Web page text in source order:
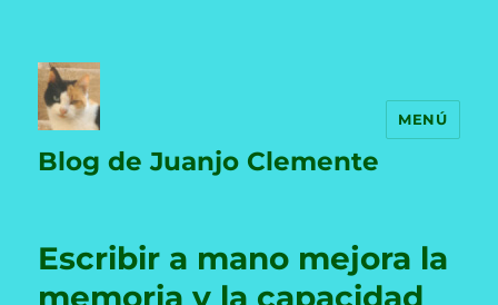
Blog de Juanjo Clemente
MENÚ
Escribir a mano mejora la
memoria y la capacidad